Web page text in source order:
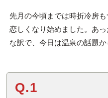
先月の今頃までは時折冷房
恋しくなり始めました。あ
な訳で、今日は温泉の話題か
Q.1